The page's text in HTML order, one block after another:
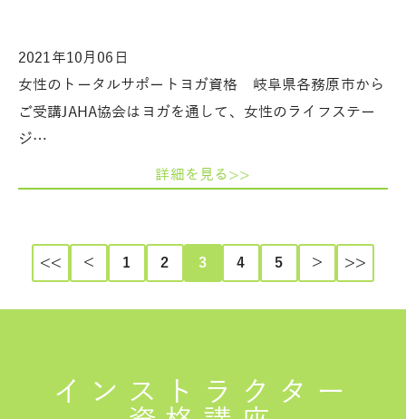
2021年10月06日
女性のトータルサポートヨガ資格 岐阜県各務原市から
ご受講JAHA協会はヨガを通して、女性のライフステー
ジ…
詳細を見る>>
<< ＜ 1 2 3 4 5 ＞ >>
インストラクター